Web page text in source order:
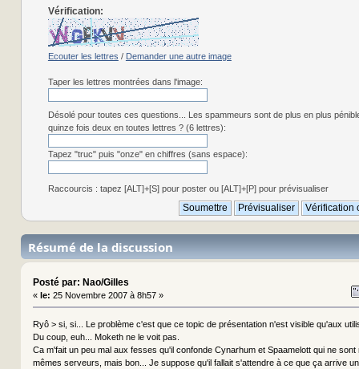
Vérification:
Ecouter les lettres / Demander une autre image
Taper les lettres montrées dans l'image:
Désolé pour toutes ces questions... Les spammeurs sont de plus en plus
quinze fois deux en toutes lettres ? (6 lettres):
Tapez "truc" puis "onze" en chiffres (sans espace):
Raccourcis : tapez [ALT]+[S] pour poster ou [ALT]+[P] pour prévisualiser
Résumé de la discussion
Posté par: Nao/Gilles
« le: 25 Novembre 2007 à 8h57 »
Ryô > si, si... Le problème c'est que ce topic de présentation n'est visible qu'aux
Du coup, euh... Moketh ne le voit pas.
Ca m'fait un peu mal aux fesses qu'il confonde Cynarhum et Spaamelott qui ne
mêmes serveurs, mais bon... Je suppose qu'il fallait s'attendre à ce que ça arrive